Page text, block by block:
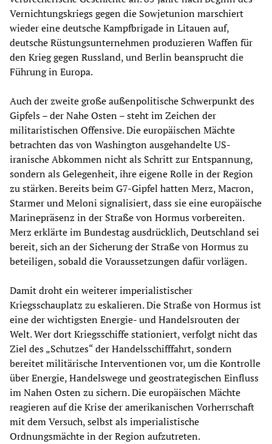
Vernichtungskriegs gegen die Sowjetunion marschiert
wieder eine deutsche Kampfbrigade in Litauen auf,
deutsche Rüstungsunternehmen produzieren Waffen für
den Krieg gegen Russland, und Berlin beansprucht die
Führung in Europa.
Auch der zweite große außenpolitische Schwerpunkt des
Gipfels – der Nahe Osten – steht im Zeichen der
militaristischen Offensive. Die europäischen Mächte
betrachten das von Washington ausgehandelte US-
iranische Abkommen nicht als Schritt zur Entspannung,
sondern als Gelegenheit, ihre eigene Rolle in der Region
zu stärken. Bereits beim G7-Gipfel hatten Merz, Macron,
Starmer und Meloni signalisiert, dass sie eine europäische
Marinepräsenz in der Straße von Hormus vorbereiten.
Merz erklärte im Bundestag ausdrücklich, Deutschland sei
bereit, sich an der Sicherung der Straße von Hormus zu
beteiligen, sobald die Voraussetzungen dafür vorlägen.
Damit droht ein weiterer imperialistischer
Kriegsschauplatz zu eskalieren. Die Straße von Hormus ist
eine der wichtigsten Energie- und Handelsrouten der
Welt. Wer dort Kriegsschiffe stationiert, verfolgt nicht das
Ziel des „Schutzes“ der Handelsschifffahrt, sondern
bereitet militärische Interventionen vor, um die Kontrolle
über Energie, Handelswege und geostrategischen Einfluss
im Nahen Osten zu sichern. Die europäischen Mächte
reagieren auf die Krise der amerikanischen Vorherrschaft
mit dem Versuch, selbst als imperialistische
Ordnungsmächte in der Region aufzutreten.